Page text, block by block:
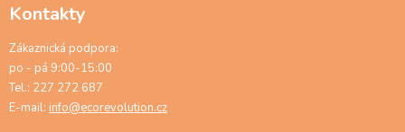
Kontakty
Zákaznická podpora:
po - pá 9:00-15:00
Tel.: 227 272 687
E-mail: info@ecorevolution.cz